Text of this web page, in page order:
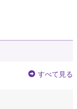
すべて見る